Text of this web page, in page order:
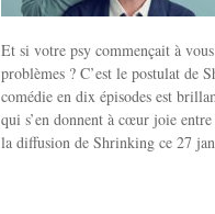
Et si votre psy commençait à
problèmes ? C’est le postulat de
comédie en dix épisodes est
qui s’en donnent à cœur joie
la diffusion de Shrinking ce 27